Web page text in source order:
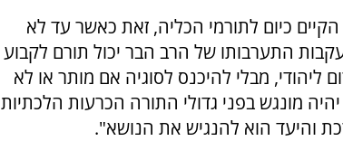
הקיים כיום לתורמי הכליה, זאת כאשר עד לא
התערבותו של הרב הבר יכול תורם לקבוע
ליהודי, מבלי להיכנס לסוגיה אם מותר או לא
מונגש בפני גדולי התורה הכרעות הלכתיות
והיעד הוא להנגיש את הנושא".